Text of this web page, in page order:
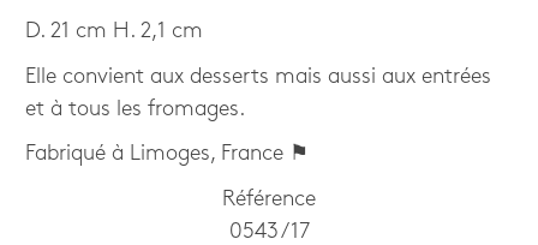
D. 21 cm H. 2,1 cm
Elle convient aux desserts mais aussi aux entrées
et à tous les fromages.
Fabriqué à Limoges, France ⚑
Référence
0543 / 17